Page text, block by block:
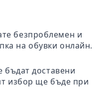
безпроблемен и
на обувки онлайн.
доставени
избор ще бъде при